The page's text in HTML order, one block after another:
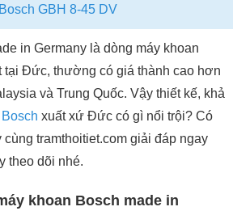
GBH 8-45 DV
in Germany là dòng máy khoan
tại Đức, thường có giá thành cao hơn
và Trung Quốc. Vậy thiết kế, khả
xuất xứ Đức có gì nổi trội? Có
cùng tramthoitiet.com giải đáp ngay
theo dõi nhé.
khoan Bosch made in